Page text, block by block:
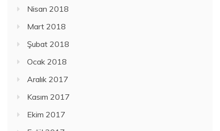
Nisan 2018
Mart 2018
Şubat 2018
Ocak 2018
Aralık 2017
Kasım 2017
Ekim 2017